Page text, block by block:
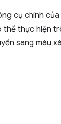
cụ chính
thực hiện
sang màu